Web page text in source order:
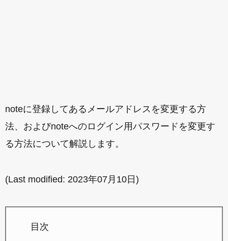
noteに登録してあるメールアドレスを変更する方
法、およびnoteへのログイン用パスワードを変更す
る方法について解説します。
(Last modified: 2023年07月10日 )
目次